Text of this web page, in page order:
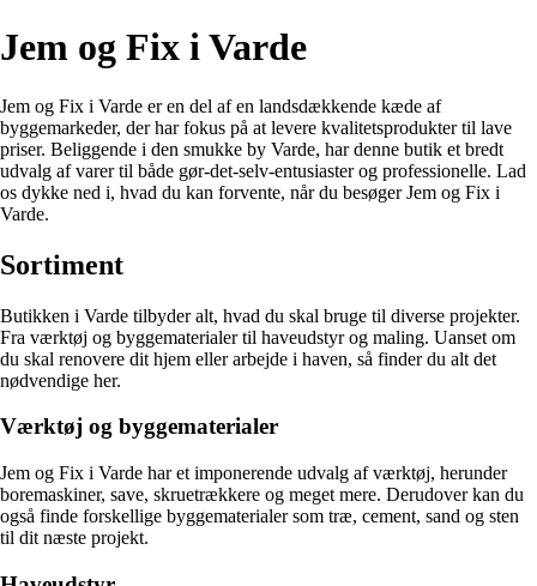
Jem og Fix i Varde
Jem og Fix i Varde er en del af en landsdækkende kæde af
byggemarkeder, der har fokus på at levere kvalitetsprodukter til lave
priser. Beliggende i den smukke by Varde, har denne butik et bredt
udvalg af varer til både gør-det-selv-entusiaster og professionelle. Lad
os dykke ned i, hvad du kan forvente, når du besøger Jem og Fix i
Varde.
Sortiment
Butikken i Varde tilbyder alt, hvad du skal bruge til diverse projekter.
Fra værktøj og byggematerialer til haveudstyr og maling. Uanset om
du skal renovere dit hjem eller arbejde i haven, så finder du alt det
nødvendige her.
Værktøj og byggematerialer
Jem og Fix i Varde har et imponerende udvalg af værktøj, herunder
boremaskiner, save, skruetrækkere og meget mere. Derudover kan du
også finde forskellige byggematerialer som træ, cement, sand og sten
til dit næste projekt.